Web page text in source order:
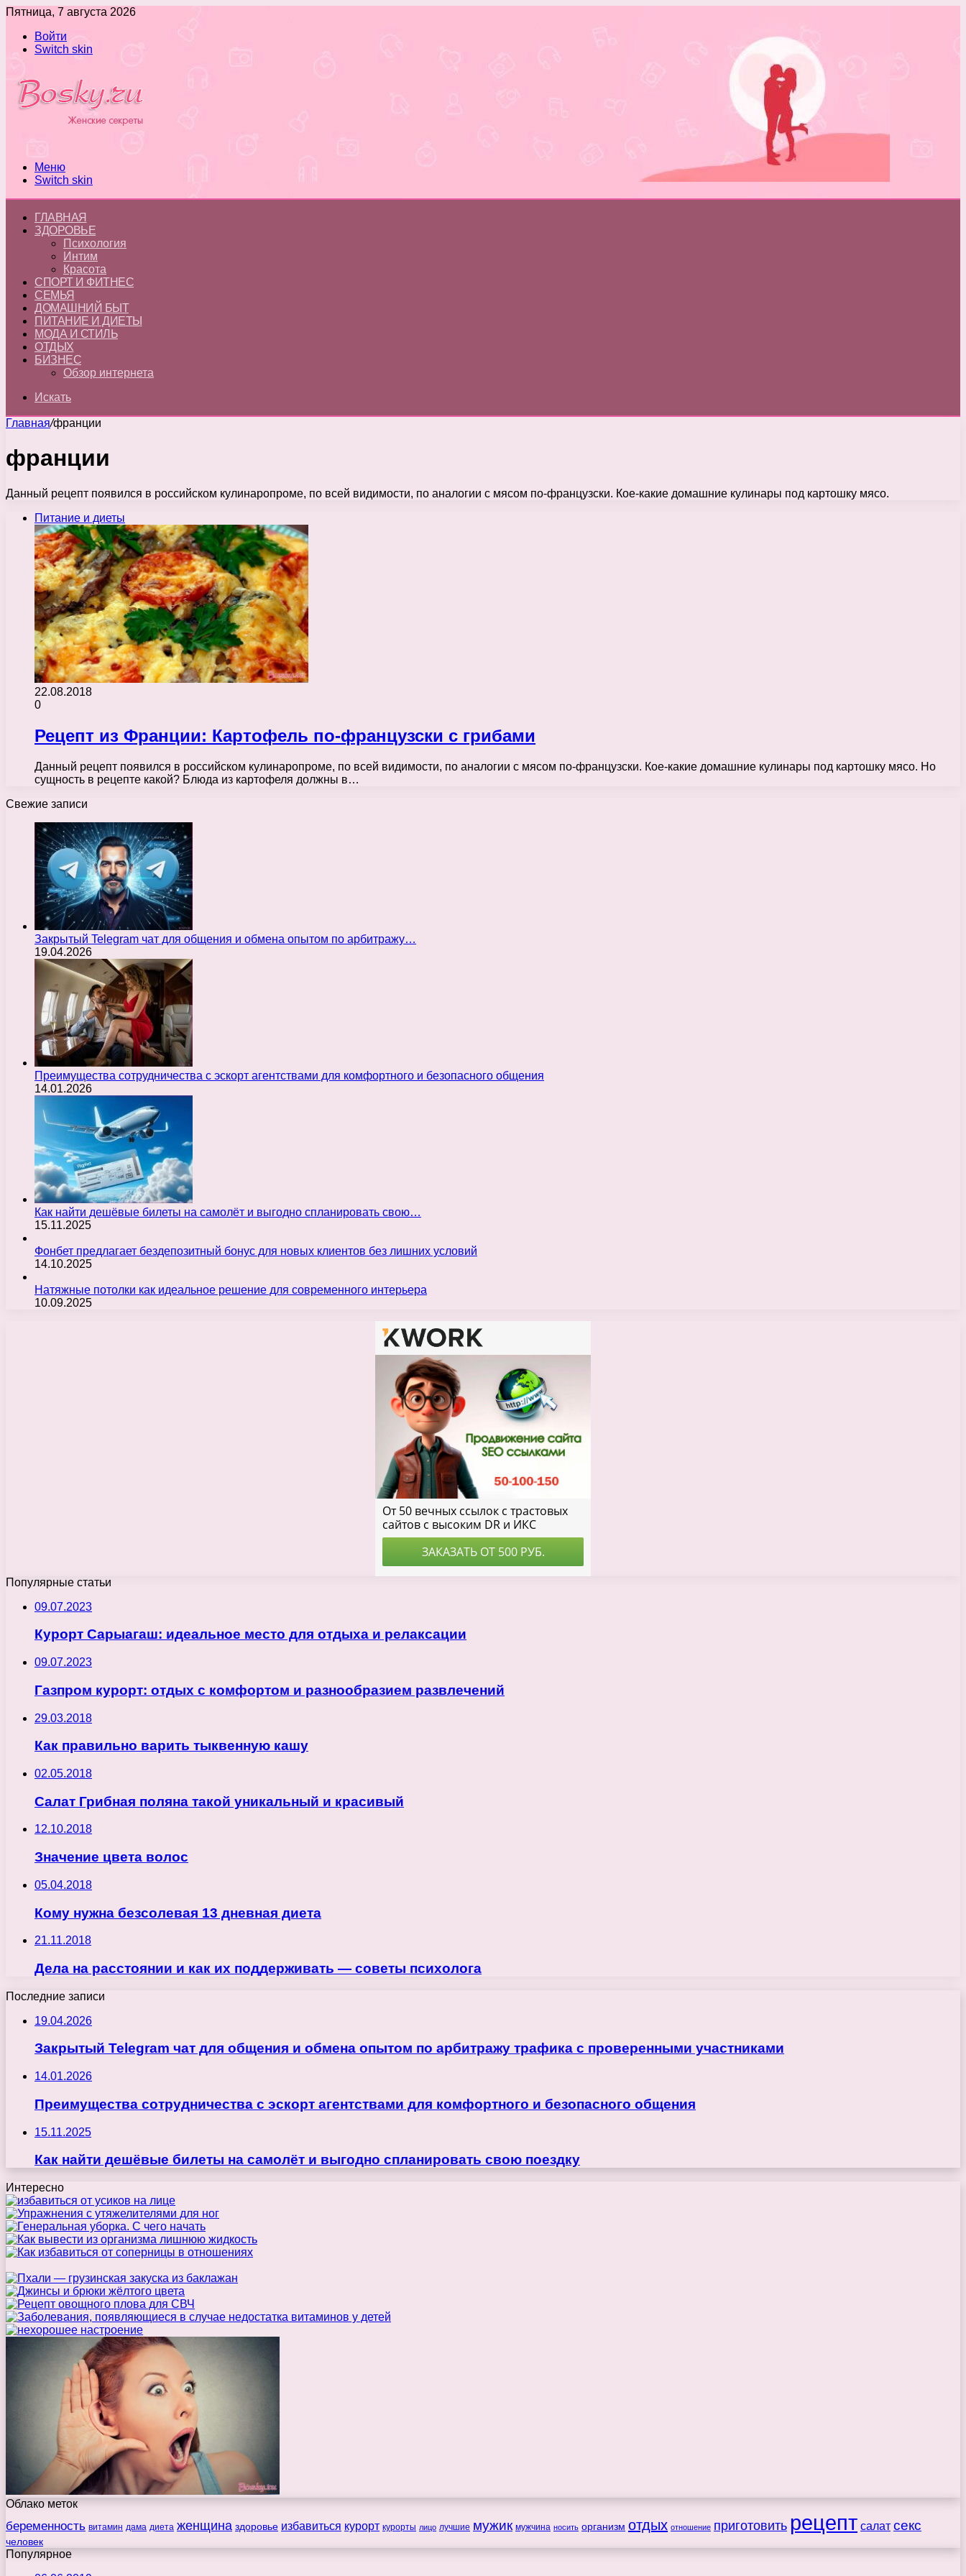
Пятница, 7 августа 2026
Войти
Switch skin
Меню
Switch skin
ГЛАВНАЯ
ЗДОРОВЬЕ
Психология
Интим
Красота
СПОРТ И ФИТНЕС
СЕМЬЯ
ДОМАШНИЙ БЫТ
ПИТАНИЕ И ДИЕТЫ
МОДА И СТИЛЬ
ОТДЫХ
БИЗНЕС
Обзор интернета
Искать
Главная/франции
франции
Данный рецепт появился в российском кулинаропроме, по всей видимости, по аналогии с мясом по-французски. Кое-какие домашние кулинары под картошку мясо.
Питание и диеты
22.08.2018
0
Рецепт из Франции: Картофель по-французски с грибами
Данный рецепт появился в российском кулинаропроме, по всей видимости, по аналогии с мясом по-французски. Кое-какие домашние кулинары под картошку мясо. Но
сущность в рецепте какой? Блюда из картофеля должны в…
Свежие записи
Закрытый Telegram чат для общения и обмена опытом по арбитражу…
19.04.2026
Преимущества сотрудничества с эскорт агентствами для комфортного и безопасного общения
14.01.2026
Как найти дешёвые билеты на самолёт и выгодно спланировать свою…
15.11.2025
Фонбет предлагает бездепозитный бонус для новых клиентов без лишних условий
14.10.2025
Натяжные потолки как идеальное решение для современного интерьера
10.09.2025
Популярные статьи
09.07.2023
Курорт Сарыагаш: идеальное место для отдыха и релаксации
09.07.2023
Газпром курорт: отдых с комфортом и разнообразием развлечений
29.03.2018
Как правильно варить тыквенную кашу
02.05.2018
Салат Грибная поляна такой уникальный и красивый
12.10.2018
Значение цвета волос
05.04.2018
Кому нужна безсолевая 13 дневная диета
21.11.2018
Дела на расстоянии и как их поддерживать — советы психолога
Последние записи
19.04.2026
Закрытый Telegram чат для общения и обмена опытом по арбитражу трафика с проверенными участниками
14.01.2026
Преимущества сотрудничества с эскорт агентствами для комфортного и безопасного общения
15.11.2025
Как найти дешёвые билеты на самолёт и выгодно спланировать свою поездку
Интересно
Облако меток
беременность витамин дама диета женщина здоровье избавиться курорт курорты лицо лучшие мужик мужчина носить организм отдых отношение приготовить рецепт салат секс
человек
Популярное